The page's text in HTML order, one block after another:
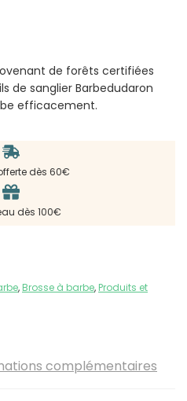
de forêts certifiées
de sanglier Barbedudaron
efficacement.
dès 60€
dès 100€
, Brosse à barbe, Produits et
complémentaires